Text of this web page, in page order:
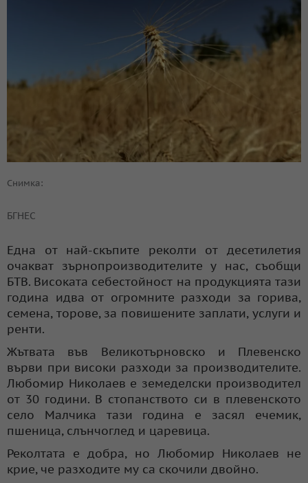
Снимка:
БГНЕС
Една от най-скъпите реколти от десетилетия
очакват зърнопроизводителите у нас, съобщи
БТВ. Високата себестойност на продукцията тази
година идва от огромните разходи за горива,
семена, торове, за повишените заплати, услуги и
ренти.
Жътвата във Великотърновско и Плевенско
върви при високи разходи за производителите.
Любомир Николаев е земеделски производител
от 30 години. В стопанството си в плевенското
село Малчика тази година е засял ечемик,
пшеница, слънчоглед и царевица.
Реколтата е добра, но Любомир Николаев не
крие, че разходите му са скочили двойно.